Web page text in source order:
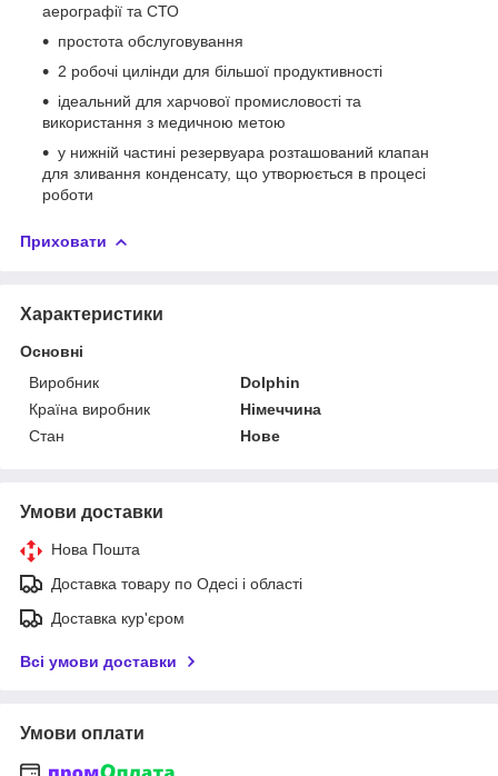
аерографії та СТО
простота обслуговування
2 робочі цилінди для більшої продуктивності
ідеальний для харчової промисловості та
використання з медичною метою
у нижній частині резервуара розташований клапан
для зливання конденсату, що утворюється в процесі
роботи
Приховати
Характеристики
Основні
Виробник
Dolphin
Країна виробник
Німеччина
Стан
Нове
Умови доставки
Нова Пошта
Доставка товару по Одесі і області
Доставка кур'єром
Всі умови доставки
Умови оплати